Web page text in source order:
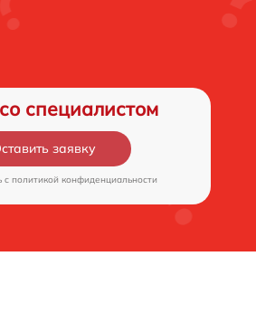
специалистом
заявку
c политикой конфиденциальности